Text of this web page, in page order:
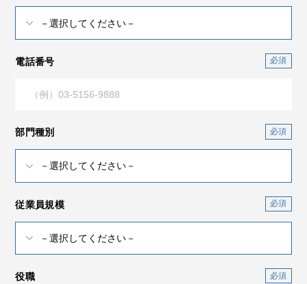
電話番号
部門種別
従業員規模
役職